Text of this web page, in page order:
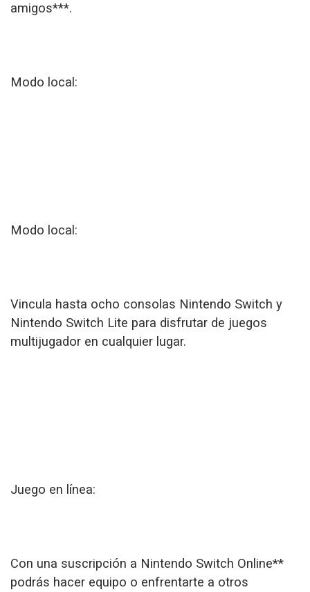
amigos***.
Modo local:
Modo local:
Vincula hasta ocho consolas Nintendo Switch y
Nintendo Switch Lite para disfrutar de juegos
multijugador en cualquier lugar.
Juego en línea:
Con una suscripción a Nintendo Switch Online**
podrás hacer equipo o enfrentarte a otros